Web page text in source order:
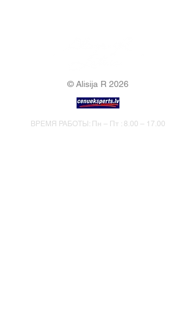
© Alisija R 2026
ВРЕМЯ РАБОТЫ: Пн – Пт : 8.00 – 17.00